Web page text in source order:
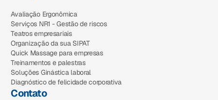
Avaliação Ergonômica
Serviços NR1 - Gestão de riscos
Teatros empresariais
Organização da sua SIPAT
Quick Massage para empresas
Treinamentos e palestras
Soluções Ginástica laboral
Diagnóstico de felicidade corporativa
Contato